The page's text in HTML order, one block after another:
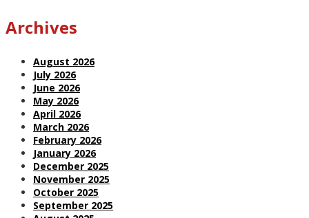
Archives
August 2026
July 2026
June 2026
May 2026
April 2026
March 2026
February 2026
January 2026
December 2025
November 2025
October 2025
September 2025